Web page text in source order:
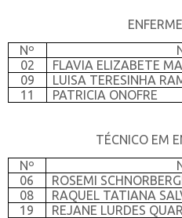
Nº
02
FLAVIA ELIZABETE
09
LUISA TERESINHA
11
PATRICIA ONOFRE
TÉCNICO EM
Nº
06
ROSEMI
08
RAQUEL TATIANA
19
REJANE LURDES